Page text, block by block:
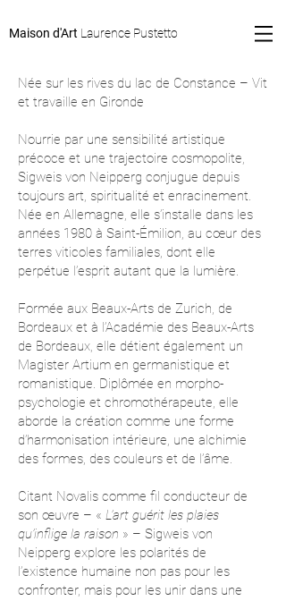
Maison d'Art Laurence Pustetto
Née sur les rives du lac de Constance – Vit
et travaille en Gironde
Nourrie par une sensibilité artistique
précoce et une trajectoire cosmopolite,
Sigweis von Neipperg conjugue depuis
toujours art, spiritualité et enracinement.
Née en Allemagne, elle s’installe dans les
années 1980 à Saint-Émilion, au cœur des
terres viticoles familiales, dont elle
perpétue l’esprit autant que la lumière.
Formée aux Beaux-Arts de Zurich, de
Bordeaux et à l’Académie des Beaux-Arts
de Bordeaux, elle détient également un
Magister Artium en germanistique et
romanistique. Diplômée en morpho-
psychologie et chromothérapeute, elle
aborde la création comme une forme
d’harmonisation intérieure, une alchimie
des formes, des couleurs et de l’âme.
Citant Novalis comme fil conducteur de
son œuvre – « L’art guérit les plaies
qu’inflige la raison » – Sigweis von
Neipperg explore les polarités de
l’existence humaine non pas pour les
confronter, mais pour les unir dans une